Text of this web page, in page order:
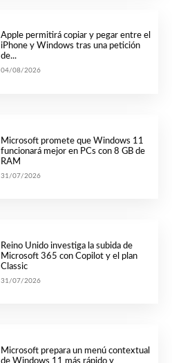
Apple permitirá copiar y pegar entre el
iPhone y Windows tras una petición
de...
04/08/2026
Microsoft promete que Windows 11
funcionará mejor en PCs con 8 GB de
RAM
31/07/2026
Reino Unido investiga la subida de
Microsoft 365 con Copilot y el plan
Classic
31/07/2026
Microsoft prepara un menú contextual